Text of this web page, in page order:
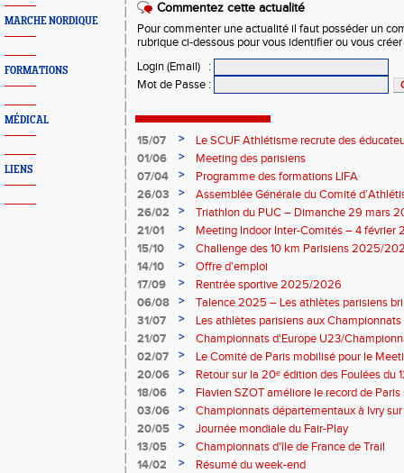
MARCHE NORDIQUE
FORMATIONS
MÉDICAL
LIENS
Commentez cette actualité
Pour commenter une actualité il faut posséder un
rubrique ci-dessous pour vous identifier ou vous
Login (Email)
:
Mot de Passe :
15/07 >
Le SCUF Athlétisme recrute des
2026-2027 !
01/06 >
Meeting des parisiens
07/04
>
Programme des formations LIFA
26/03
>
Assemblée Générale du Comité
26/02
>
Triathlon du PUC – Dimanche 29 mars
21/01
>
Meeting Indoor Inter-Comités – 4 février
15/10
>
Challenge des 10 km Parisiens 2025/
14/10
>
Offre d'emploi
17/09
>
Rentrée sportive 2025/2026
06/08
>
Talence 2025 – Les athlètes parisiens
de France Élite
31/07 >
Les athlètes parisiens aux
21/07
>
Championnats d'Europe U23/
02/07
>
Le Comité de Paris mobilisé pour le
20/06
>
Retour sur la 20ᵉ édition des Foulées du
18/06
>
Flavien SZOT améliore le record de Paris
03/06
>
Championnats départementaux à Ivry
20/05
>
Journée mondiale du Fair-Play
13/05
>
Championnats d'île de France de Trail
14/02
>
Résumé du week-end